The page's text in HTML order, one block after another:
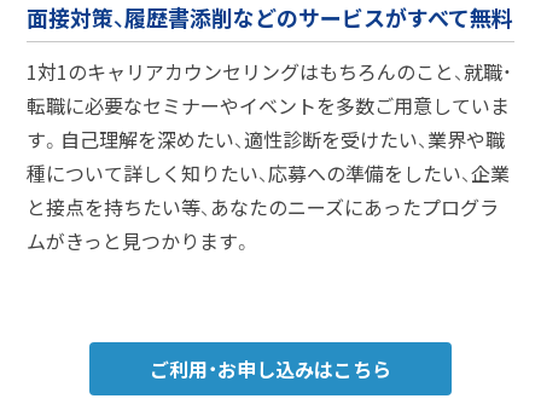
面接対策、履歴書添削などのサービスがすべて無料
1対1のキャリアカウンセリングはもちろんのこと、就職・
転職に必要なセミナーやイベントを多数ご用意していま
す。自己理解を深めたい、適性診断を受けたい、業界や職
種について詳しく知りたい、応募への準備をしたい、企業
と接点を持ちたい等、あなたのニーズにあったプログラ
ムがきっと見つかります。
ご利用・お申し込みはこちら